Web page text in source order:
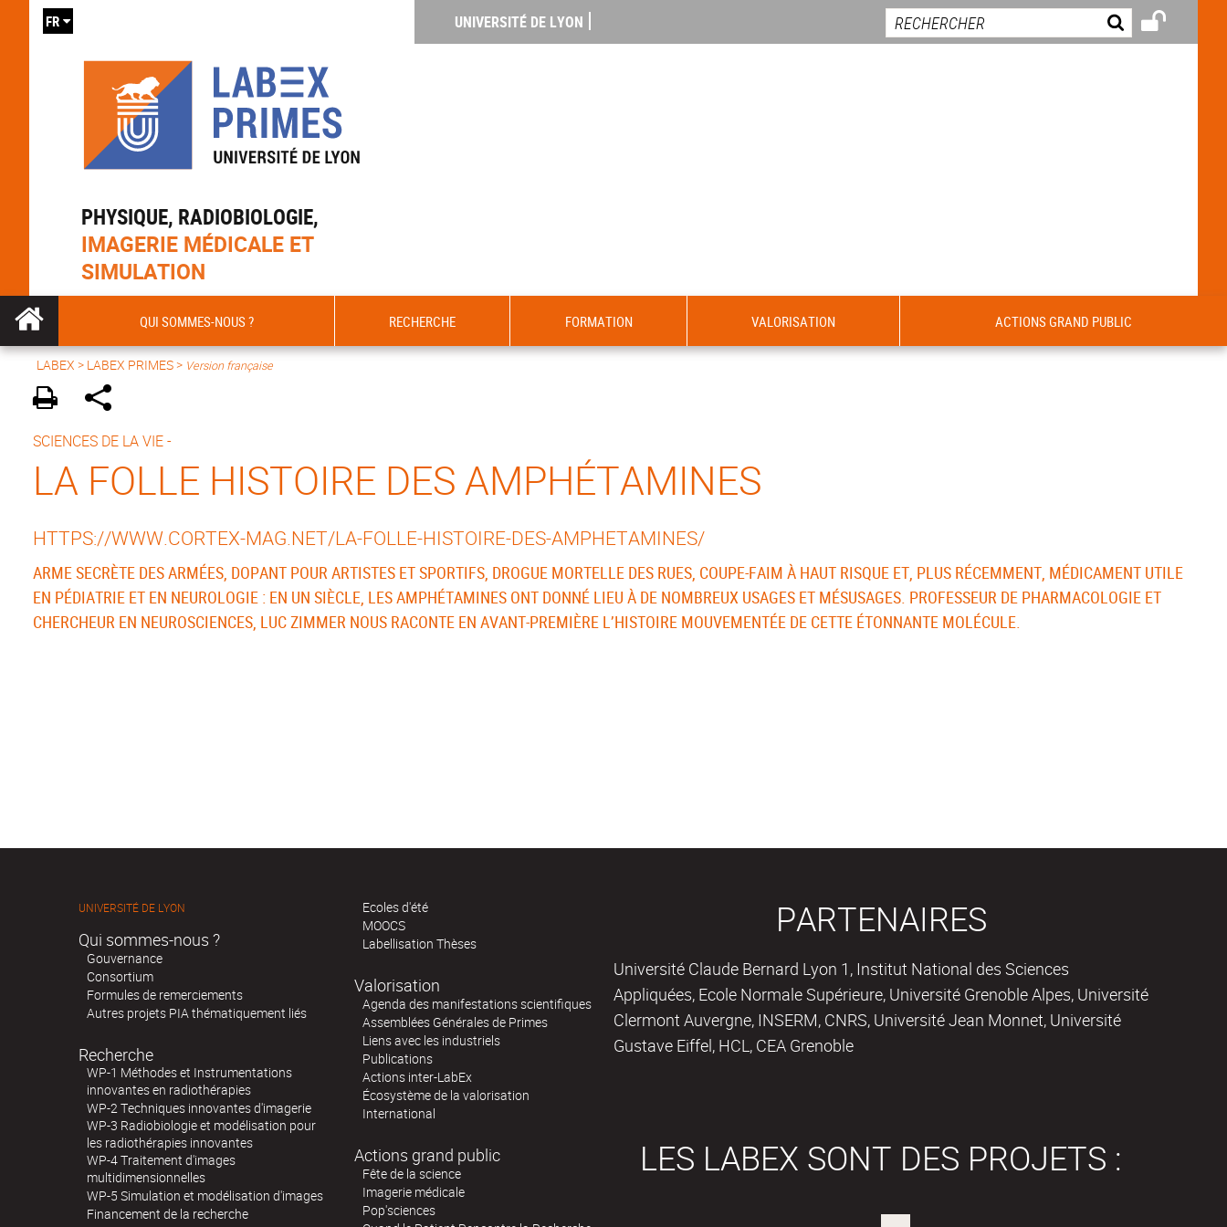
PHYSIQUE, RADIOBIOLOGIE,
IMAGERIE MÉDICALE ET
SIMULATION
UNIVERSITÉ DE LYON
FR
QUI SOMMES-NOUS ? RECHERCHE FORMATION VALORISATION ACTIONS GRAND PUBLIC
LABEX > LABEX PRIMES> Version française
SCIENCES DE LA VIE -
LA FOLLE HISTOIRE DES AMPHÉTAMINES
HTTPS://WWW.CORTEX-MAG.NET/LA-FOLLE-HISTOIRE-DES-AMPHETAMINES/
ARME SECRÈTE DES ARMÉES, DOPANT POUR ARTISTES ET SPORTIFS, DROGUE MORTELLE DES RUES, COUPE-FAIM À HAUT RISQUE ET, PLUS RÉCEMMENT, MÉDICAMENT UTILE
EN PÉDIATRIE ET EN NEUROLOGIE : EN UN SIÈCLE, LES AMPHÉTAMINES ONT DONNÉ LIEU À DE NOMBREUX USAGES ET MÉSUSAGES. PROFESSEUR DE PHARMACOLOGIE ET
CHERCHEUR EN NEUROSCIENCES, LUC ZIMMER NOUS RACONTE EN AVANT-PREMIÈRE L’HISTOIRE MOUVEMENTÉE DE CETTE ÉTONNANTE MOLÉCULE.
UNIVERSITÉ DE LYON
Qui sommes-nous ?
Gouvernance
Consortium
Formules de remerciements
Autres projets PIA thématiquement liés
Recherche
WP-1 Méthodes et Instrumentations
innovantes en radiothérapies
WP-2 Techniques innovantes d'imagerie
WP-3 Radiobiologie et modélisation pour
les radiothérapies innovantes
WP-4 Traitement d'images
multidimensionnelles
WP-5 Simulation et modélisation d'images
Financement de la recherche
Ecoles d'été
MOOCS
Labellisation Thèses
Valorisation
Agenda des manifestations scientifiques
Assemblées Générales de Primes
Liens avec les industriels
Publications
Actions inter-LabEx
Écosystème de la valorisation
International
Actions grand public
Fête de la science
Imagerie médicale
Pop'sciences
PARTENAIRES
Université Claude Bernard Lyon 1, Institut National des Sciences
Appliquées, Ecole Normale Supérieure, Université Grenoble Alpes, Université
Clermont Auvergne, INSERM, CNRS, Université Jean Monnet, Université
Gustave Eiffel, HCL, CEA Grenoble
LES LABEX SONT DES PROJETS :